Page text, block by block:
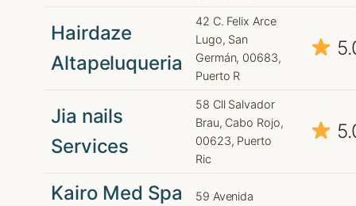
Hairdaze
Altapeluqueria
42 C. Felix Arce
Lugo, San
Germán, 00683,
Puerto R
Jia nails
Services
58 Cll Salvador
Brau, Cabo Rojo,
00623, Puerto
Ric
Kairo Med Spa
59 Avenida